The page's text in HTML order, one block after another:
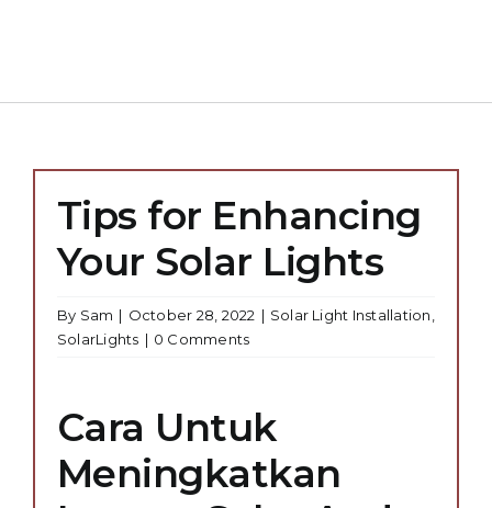
Tips for Enhancing
Your Solar Lights
By Sam | October 28, 2022 | Solar Light Installation
SolarLights | 0 Comments
Cara Untuk
Meningkatkan